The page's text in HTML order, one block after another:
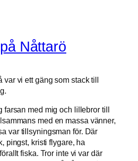
Nåttarö
var vi ett gäng som stack till
farsan med mig och lillebror till
med en massa vänner,
var tillsyningsman för. Där
pingst, kristi flygare, ha
fiska. Tror inte vi var där